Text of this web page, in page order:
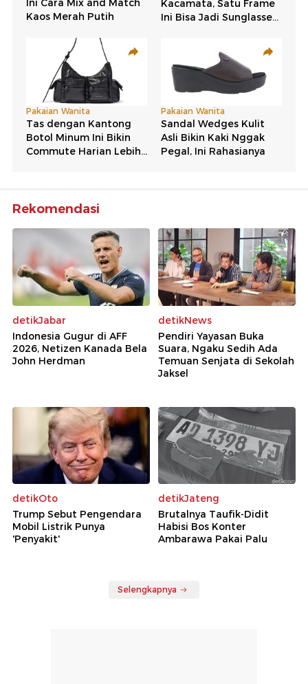
Rekomendasi
detikJabar
Indonesia Gugur di AFF
2026, Netizen Kanada Bela
John Herdman
detikNews
Pendiri Yayasan Buka
Suara, Ngaku Sedih Ada
Temuan Senjata di Sekolah
Jaksel
detikOto
Trump Sebut Pengendara
Mobil Listrik Punya
'Penyakit'
detikJateng
Brutalnya Taufik-Didit
Habisi Bos Konter
Ambarawa Pakai Palu
Selengkapnya